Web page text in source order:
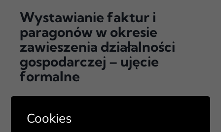
Wystawianie faktur i
paragonów w okresie
zawieszenia działalności
gospodarczej – ujęcie
formalne
Zobacz więcej
Cookies